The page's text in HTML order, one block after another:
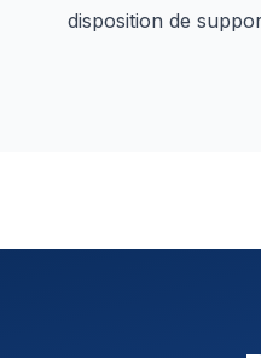
disposition de